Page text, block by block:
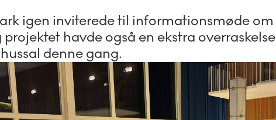
igen inviterede til informationsmøde om
havde også en ekstra overraskelse
denne gang.